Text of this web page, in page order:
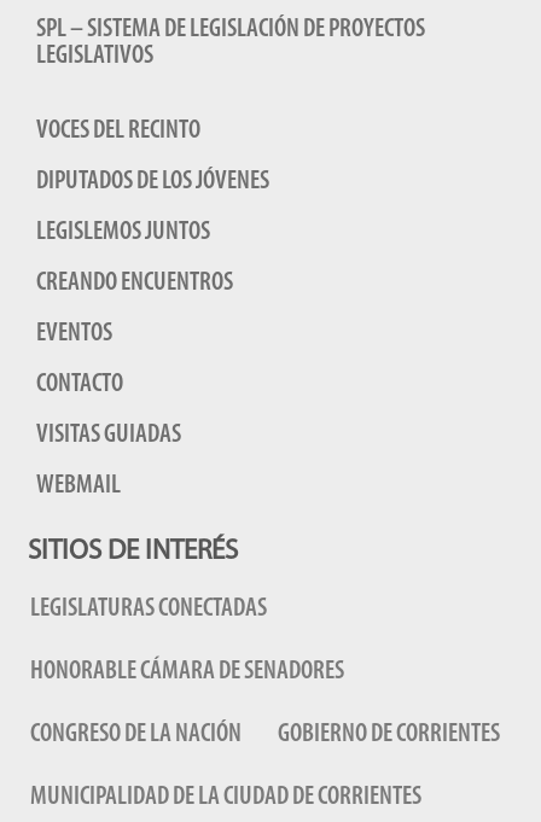
SPL – SISTEMA DE LEGISLACIÓN DE PROYECTOS
LEGISLATIVOS
VOCES DEL RECINTO
DIPUTADOS DE LOS JÓVENES
LEGISLEMOS JUNTOS
CREANDO ENCUENTROS
EVENTOS
CONTACTO
VISITAS GUIADAS
WEBMAIL
SITIOS DE INTERÉS
LEGISLATURAS CONECTADAS
HONORABLE CÁMARA DE SENADORES
CONGRESO DE LA NACIÓN GOBIERNO DE CORRIENTES
MUNICIPALIDAD DE LA CIUDAD DE CORRIENTES